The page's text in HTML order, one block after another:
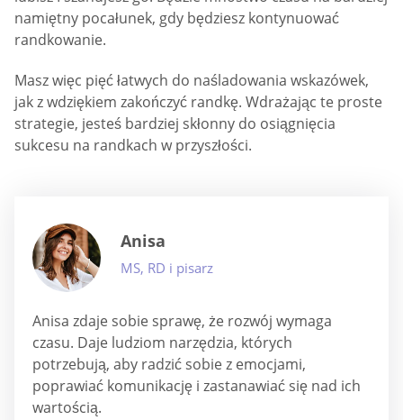
namiętny pocałunek, gdy będziesz kontynuować
randkowanie.
Masz więc pięć łatwych do naśladowania wskazówek,
jak z wdziękiem zakończyć randkę. Wdrażając te proste
strategie, jesteś bardziej skłonny do osiągnięcia
sukcesu na randkach w przyszłości.
Anisa
MS, RD i pisarz
Anisa zdaje sobie sprawę, że rozwój wymaga
czasu. Daje ludziom narzędzia, których
potrzebują, aby radzić sobie z emocjami,
poprawiać komunikację i zastanawiać się nad ich
wartością.